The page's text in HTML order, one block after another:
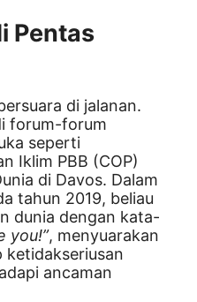
Pentas
di jalanan.
forum-forum
seperti
Iklim PBB (COP)
di Davos. Dalam
tahun 2019, beliau
dunia dengan kata-
you!”, menyuarakan
ketidakseriusan
ancaman